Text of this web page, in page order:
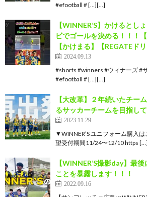
#efootball # […][…]
【WINNER’S】かけるとし
ビでゴールを決める！！！
【かけまる】【REGATEドリ
2024.09.13
#shorts #winners #ウィナーズ #
#efootball # […][…]
【大改革】２年続いたチー
るサッカーチームを目指し
2023.11.29
▼WINNER’S ユニフォーム購入
望受付期間11/24〜12/10 https
【WINNER’S撮影day】最
ことを暴露します！！！
2022.09.16